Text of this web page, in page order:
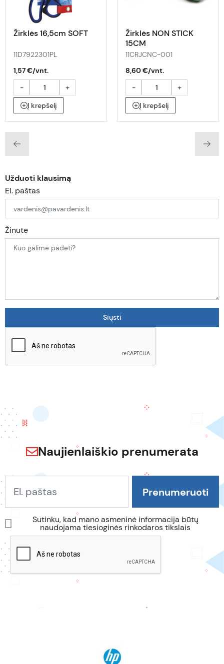
Žirklės 16,5cm SOFT
11D7922301PL
1,57 €/vnt.
-
+
Į krepšelį
Žirklės NON STICK
15CM
11CRJCNC-001
8,60 €/vnt.
-
+
Į krepšelį
Užduoti klausimą
El. paštas
Žinutė
Naujienlaiškio prenumerata
Sutinku, kad mano asmeninė informacija būtų
naudojama tiesioginės rinkodaros tikslais